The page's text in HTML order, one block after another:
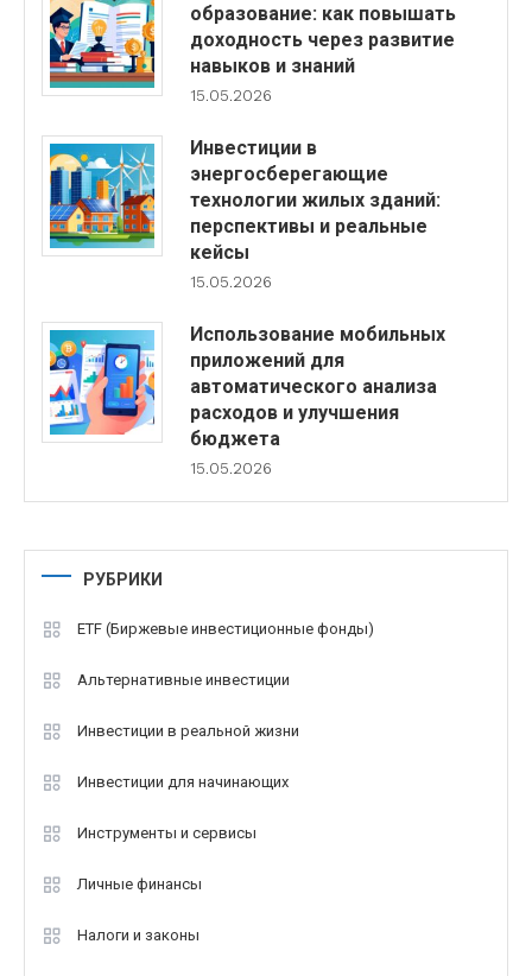
образование: как повышать
доходность через развитие
навыков и знаний
15.05.2026
Инвестиции в
энергосберегающие
технологии жилых зданий:
перспективы и реальные
кейсы
15.05.2026
Использование мобильных
приложений для
автоматического анализа
расходов и улучшения
бюджета
15.05.2026
РУБРИКИ
ETF (Биржевые инвестиционные фонды)
Альтернативные инвестиции
Инвестиции в реальной жизни
Инвестиции для начинающих
Инструменты и сервисы
Личные финансы
Налоги и законы